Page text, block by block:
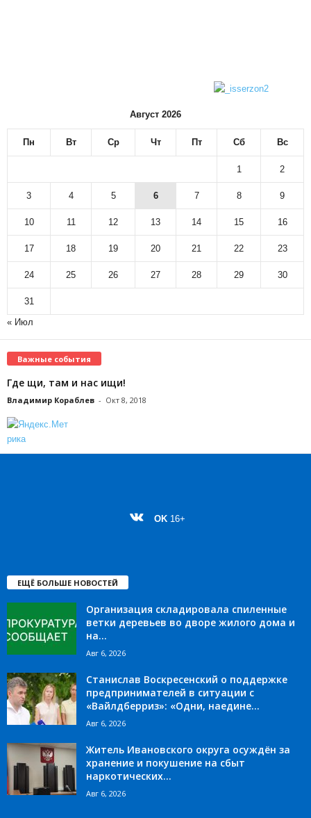
Август 2026
Пн Вт Ср Чт Пт Сб Вс
1 2
3 4 5 6 7 8 9
10 11 12 13 14 15 16
17 18 19 20 21 22 23
24 25 26 27 28 29 30
31
« Июл
Важные события
Где щи, там и нас ищи!
Владимир Кораблев - Окт 8, 2018
OK 16+
ЕЩЁ БОЛЬШЕ НОВОСТЕЙ
Организация складировала спиленные
ветки деревьев во дворе жилого дома и
на...
Авг 6, 2026
Станислав Воскресенский о поддержке
предпринимателей в ситуации с
«Вайлдберриз»: «Одни, наедине...
Авг 6, 2026
Житель Ивановского округа осуждён за
хранение и покушение на сбыт
наркотических...
Авг 6, 2026